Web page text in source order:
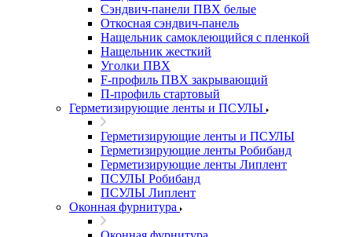
Сэндвич-панели ПВХ белые
Откосная сэндвич-панель
Нащельник самоклеющийся с пленкой
Нащельник жесткий
Уголки ПВХ
F-профиль ПВХ закрывающий
П-профиль стартовый
Герметизирующие ленты и ПСУЛЫ
Герметизирующие ленты и ПСУЛЫ
Герметизирующие ленты Робибанд
Герметизирующие ленты Липлент
ПСУЛЫ Робибанд
ПСУЛЫ Липлент
Оконная фурнитура